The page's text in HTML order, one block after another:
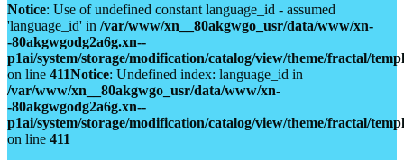
Notice: Use of undefined constant language_id - assumed
'language_id' in /var/www/xn__80akgwgo_usr/data/www/xn-
-80akgwgodg2a6g.xn--
p1ai/system/storage/modification/catalog/view/theme/fractal/
on line 411Notice: Undefined index: language_id in
/var/www/xn__80akgwgo_usr/data/www/xn-
-80akgwgodg2a6g.xn--
p1ai/system/storage/modification/catalog/view/theme/fractal/
on line 411